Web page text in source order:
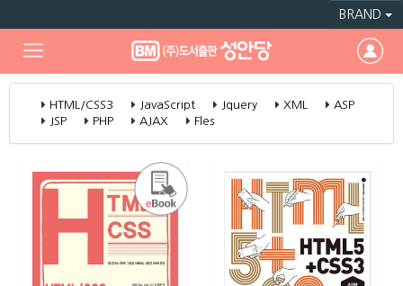
BRAND
HTML/CSS3 JavaScript Jquery XML
ASP
JSP
PHP AJAX Fles